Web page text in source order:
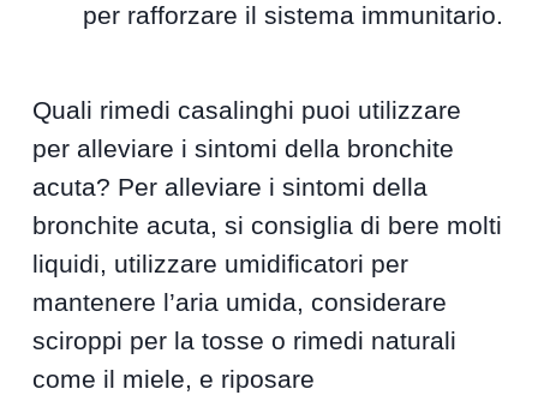
per rafforzare il sistema immunitario.
Quali rimedi casalinghi puoi utilizzare
per alleviare i sintomi della bronchite
acuta? Per alleviare i sintomi della
bronchite acuta, si consiglia di bere molti
liquidi, utilizzare umidificatori per
mantenere l’aria umida, considerare
sciroppi per la tosse o rimedi naturali
come il miele, e riposare